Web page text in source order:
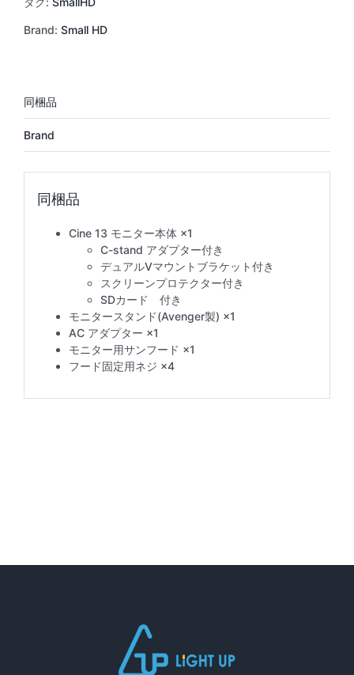
Brand: Small HD
Brand
Cine 13 モニター本体 ×1
C-stand アダプター付き
デュアルVマウントブラケット付き
スクリーンプロテクター付き
SDカード 付き
モニタースタンド(Avenger製) ×1
AC アダプター ×1
モニター用サンフード ×1
フード固定用ネジ ×4